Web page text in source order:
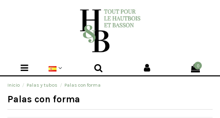
0
Inicio Palas y tubos Palas con forma
Palas con forma